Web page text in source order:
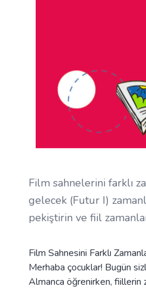
Film sahnelerini farklı
gelecek (Futur I)
pekiştirin ve fiil
Film Sahnesini Farklı
Merhaba çocuklar! Bugün
Almanca öğrenirken, fiillerin